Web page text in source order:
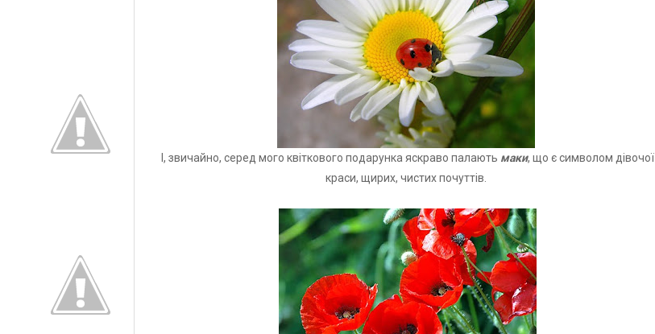
І, звичайно, серед мого квіткового подарунка яскраво палають маки, що є символом дівочої
краси, щирих, чистих почуттів.